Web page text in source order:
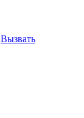
Вызвать